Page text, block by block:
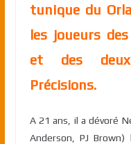
tunique du
les joueurs
et des
Précisions.
A 21 ans, il a dévoré
Anderson, PJ